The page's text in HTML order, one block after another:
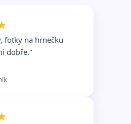
fotky na hrnečku
dobře."